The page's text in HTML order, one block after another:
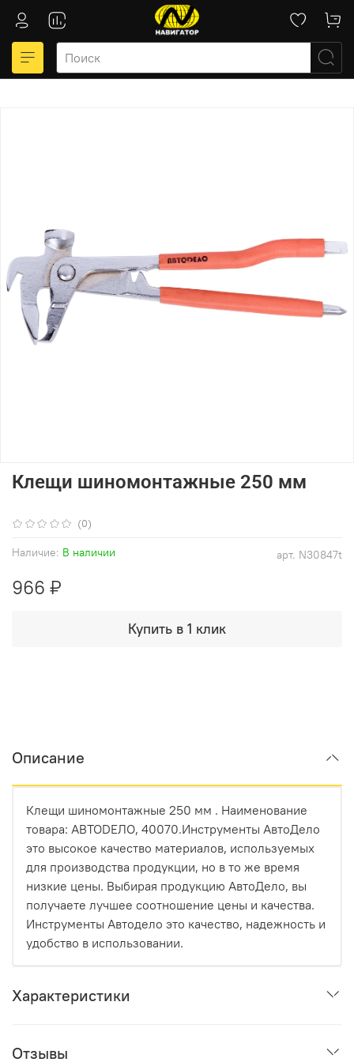
(0)
арт. N30847t
Наличие: В наличии
Клещи шиномонтажные 250 мм
966 ₽
Купить в 1 клик
Описание
Клещи шиномонтажные 250 мм . Наименование
товара: АВТОDЕЛО, 40070.Инструменты АвтоДело
это высокое качество материалов, используемых
для производства продукции, но в то же время
низкие цены. Выбирая продукцию АвтоДело, вы
получаете лучшее соотношение цены и качества.
Инструменты Автодело это качество, надежность и
удобство в использовании.
Характеристики
Отзывы